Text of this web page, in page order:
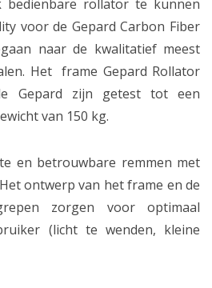
bedienbare rollator te kunnen
voor de Gepard Carbon Fiber
naar de kwalitatief meest
Het frame Gepard Rollator
Gepard zijn getest tot een
van 150 kg.
en betrouwbare remmen met
ontwerp van het frame en de
zorgen voor optimaal
(licht te wenden, kleine